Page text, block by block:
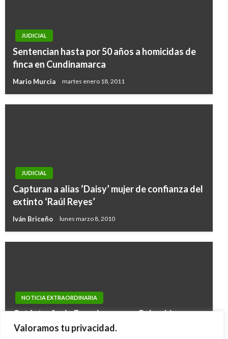
Valoramos tu privacidad.
JUDICIAL
Sentencian hasta por 50 años a homicidas de
finca en Cundinamarca
Mario Murcia martes enero 18, 2011
JUDICIAL
Capturan a alias ‘Daisy’ mujer de confianza del
extinto ‘Raúl Reyes’
Iván Briceño lunes marzo 8, 2010
NOTICIA EXTRAORDINARIA
Catástrofe de Ecuador urge a Colombia
adoptar medidas en materia de construcción: